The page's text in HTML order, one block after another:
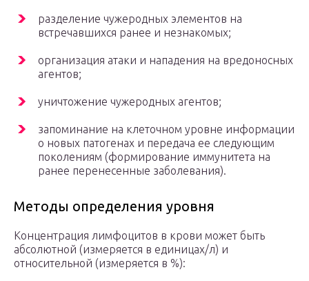
разделение чужеродных элементов на
встречавшихся ранее и незнакомых;
организация атаки и нападения на вредоносных
агентов;
уничтожение чужеродных агентов;
запоминание на клеточном уровне информации
о новых патогенах и передача ее следующим
поколениям (формирование иммунитета на
ранее перенесенные заболевания).
Методы определения уровня
Концентрация лимфоцитов в крови может быть
абсолютной (измеряется в единицах/л) и
относительной (измеряется в %):